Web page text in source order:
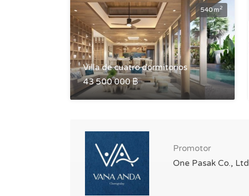
540 m2
Villa de cuatro dormitorios
43 500 000 ฿
Promotor
One Pasak Co., Ltd